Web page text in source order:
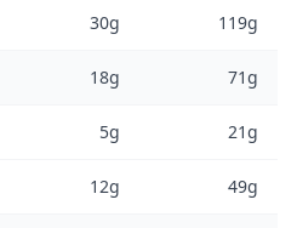
30g 119g
18g 71g
5g 21g
12g 49g